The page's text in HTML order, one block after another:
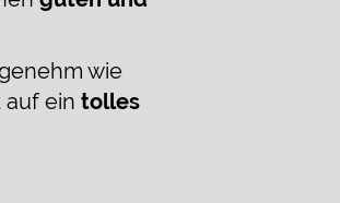
wie
ein tolles